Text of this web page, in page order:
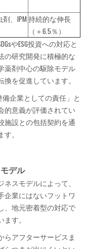
、IPM 持続的な伸長
（＋6.5％）
やESG投資への対応と
の研究開発に積極的な
薬剤中心の駆除モデル
を促進しています。
企業としての責任」と
的意義が評価されてい
施設との包括契約を通
。
デル
スモデルによって、
企業にはないフットワ
、地元密着型の対応で
す。
らアフターサービスま